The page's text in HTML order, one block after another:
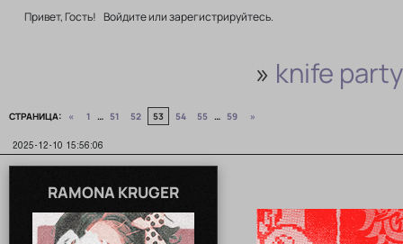
Привет, Гость! Войдитеилизарегистрируйтесь.
» knife party
СТРАНИЦА: « 1 … 51 52 53 54 55 … 59 »
2025-12-10 15:56:06
RAMONA KRUGER